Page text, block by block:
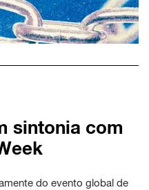
sintonia com
do evento global de